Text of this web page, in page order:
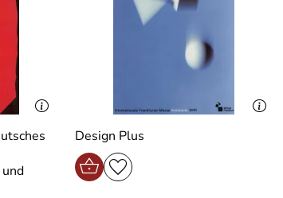
Design Plus